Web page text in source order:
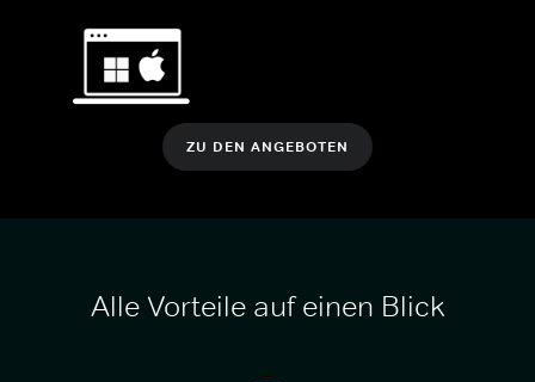
ZU DEN ANGEBOTEN
Alle Vorteile auf einen Blick